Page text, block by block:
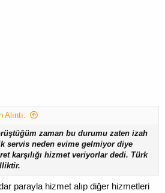
Alıntı:
zaman bu durumu zaten izah
servis neden evime gelmiyor diye
karşılığı hizmet veriyorlar dedi. Türk
parayla hizmet alıp diğer hizmetleri